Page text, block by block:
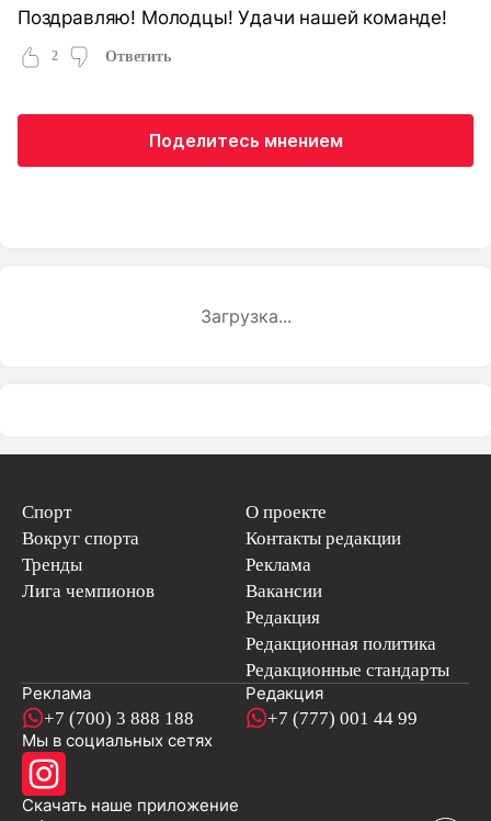
Поздравляю! Молодцы! Удачи нашей команде!
2 Ответить
Поделитесь мнением
Загрузка...
Спорт
Вокруг спорта
Тренды
Лига чемпионов
О проекте
Контакты редакции
Реклама
Вакансии
Редакция
Редакционная политика
Редакционные стандарты
Реклама
+7 (700) 3 888 188
Редакция
+7 (777) 001 44 99
Мы в социальных сетях
Скачать наше приложениеновостей